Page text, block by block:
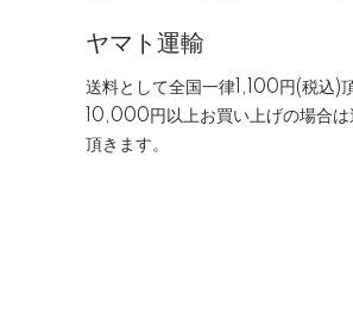
ヤマト運輸
送料として全国一律1,100円(税込)
10,000円以上お買い上げの場合は
頂きます。